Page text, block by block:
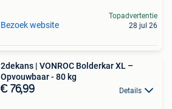
Bezoek website
Topadvertentie
28 jul 26
2dekans | VONROC Bolderkar XL –
Opvouwbaar - 80 kg
€ 76,99 Details